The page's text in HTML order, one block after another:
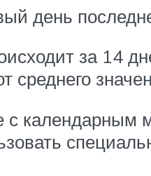
день
за 14
среднего
с календарным